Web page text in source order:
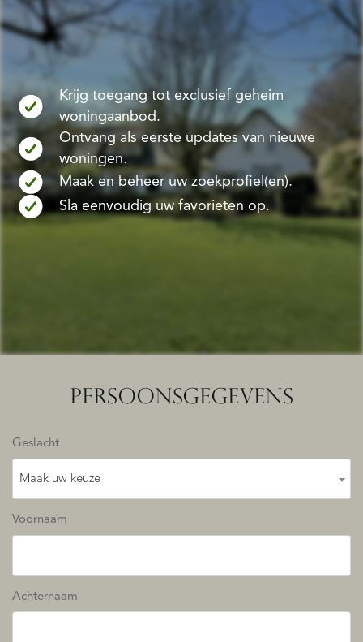
Krijg toegang tot exclusief geheim
woningaanbod.
Ontvang als eerste updates van nieuwe
woningen.
Maak en beheer uw zoekprofiel(en).
Sla eenvoudig uw favorieten op.
PERSOONSGEGEVENS
Geslacht
Maak uw keuze
Voornaam
Achternaam